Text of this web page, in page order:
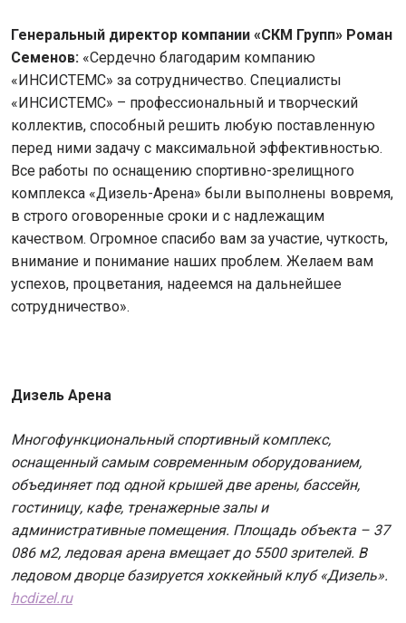
Генеральный директор компании «СКМ Групп» Роман
Семенов: «Сердечно благодарим компанию
«ИНСИСТЕМС» за сотрудничество. Специалисты
«ИНСИСТЕМС» – профессиональный и творческий
коллектив, способный решить любую поставленную
перед ними задачу с максимальной эффективностью.
Все работы по оснащению спортивно-зрелищного
комплекса «Дизель-Арена» были выполнены вовремя,
в строго оговоренные сроки и с надлежащим
качеством. Огромное спасибо вам за участие, чуткость,
внимание и понимание наших проблем. Желаем вам
успехов, процветания, надеемся на дальнейшее
сотрудничество».
Дизель Арена
Многофункциональный спортивный комплекс,
оснащенный самым современным оборудованием,
объединяет под одной крышей две арены, бассейн,
гостиницу, кафе, тренажерные залы и
административные помещения. Площадь объекта – 37
086 м2, ледовая арена вмещает до 5500 зрителей. В
ледовом дворце базируется хоккейный клуб «Дизель».
hcdizel.ru